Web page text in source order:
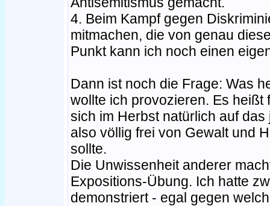
4. Beim Kampf gegen
mitmachen, die von genau
Punkt kann ich noch einen
Dann ist noch die Frage: Was
wollte ich provozieren. Es
sich im Herbst natürlich auf
also völlig frei von Gewalt und
sollte.
Die Unwissenheit anderer
Expositions-Übung. Ich hatte
demonstriert - egal gegen